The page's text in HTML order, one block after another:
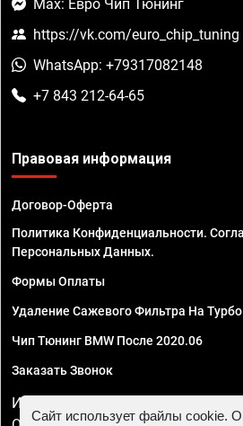
Max: Евро Чип Тюнинг
https://vk.com/euro_chip_tuning
WhatsApp: +79317082148
+7 843 212-64-65
Правовая информация
Договор-Оферта
Политика Конфиденциальности.
Персональных Данных.
Формы Оплаты
Удаление Сажевого Фильтра На
Чип Тюнинг BMW После 2020.06
Заказать Звонок
ИП Смирнов Георгий Павлович.
Сайт использует файлы cookie.